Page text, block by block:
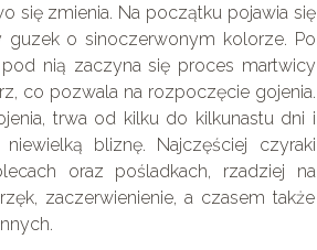
się zmienia. Na początku pojawia się
guzek o sinoczerwonym kolorze. Po
nią zaczyna się proces martwicy
co pozwala na rozpoczęcie gojenia.
trwa od kilku do kilkunastu dni i
bliznę. Najczęściej czyraki
oraz pośladkach, rzadziej na
zaczerwienienie, a czasem także